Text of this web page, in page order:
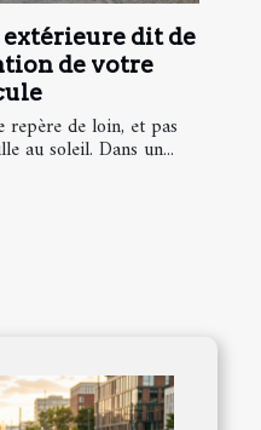
extérieure dit de
de votre
repère de loin, et pas
au soleil. Dans un...